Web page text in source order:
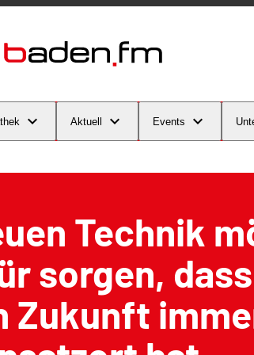
Aktuell Events
Technik
sorgen,
Zukunft